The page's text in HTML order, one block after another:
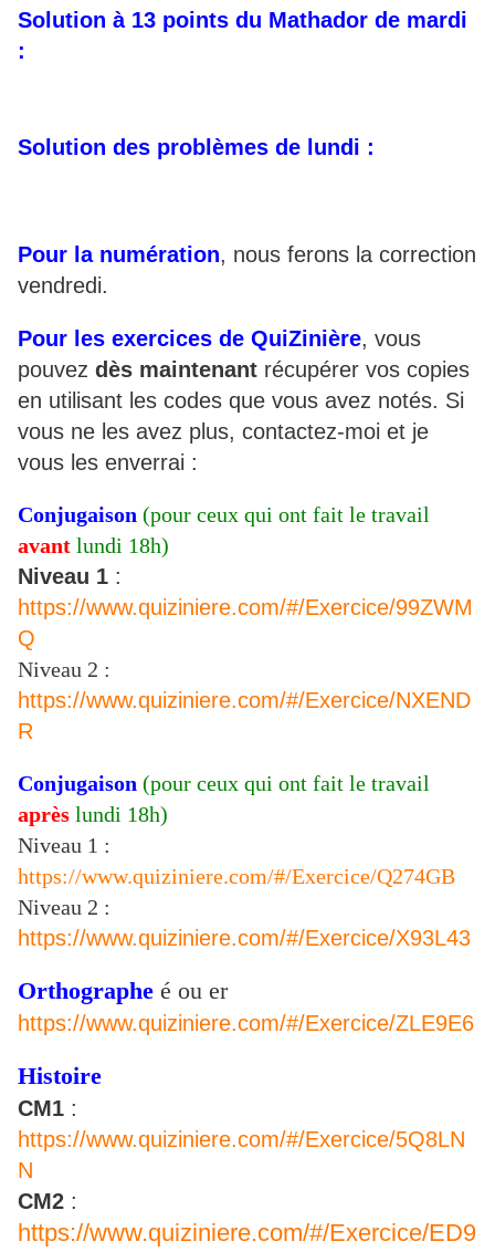
Solution à 13 points du Mathador de mardi
:
Solution des problèmes de lundi :
Pour la numération, nous ferons la correction
vendredi.
Pour les exercices de QuiZinière, vous
pouvez dès maintenant récupérer vos copies
en utilisant les codes que vous avez notés. Si
vous ne les avez plus, contactez-moi et je
vous les enverrai :
Conjugaison (pour ceux qui ont fait le travail
avant lundi 18h)
Niveau 1 :
https://www.quiziniere.com/#/Exercice/99ZWM
Q
Niveau 2 :
https://www.quiziniere.com/#/Exercice/NXEND
R
Conjugaison (pour ceux qui ont fait le travail
après lundi 18h)
Niveau 1 :
https://www.quiziniere.com/#/Exercice/Q274GB
Niveau 2 :
https://www.quiziniere.com/#/Exercice/X93L43
Orthographe é ou er
https://www.quiziniere.com/#/Exercice/ZLE9E6
Histoire
CM1 :
https://www.quiziniere.com/#/Exercice/5Q8LN
N
CM2 :
https://www.quiziniere.com/#/Exercice/ED9